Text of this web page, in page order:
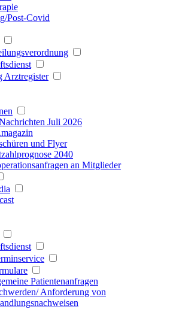
Post-Covid
Arztregister
Juli 2026
und Flyer
2040
an Mitglieder
Patientenanfragen
Anforderung von